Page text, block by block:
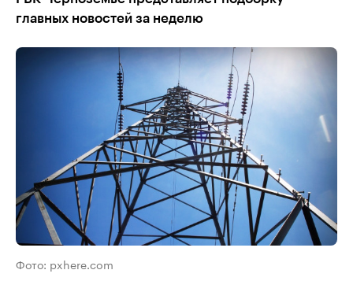
главных новостей за неделю
Фото: pxhere.com